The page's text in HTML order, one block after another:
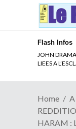
Flash Infos
JOHN
LIEES A
ELECTION
Quand
Home
HARAM :